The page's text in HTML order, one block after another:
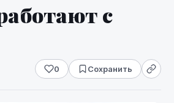
с
0 Сохранить